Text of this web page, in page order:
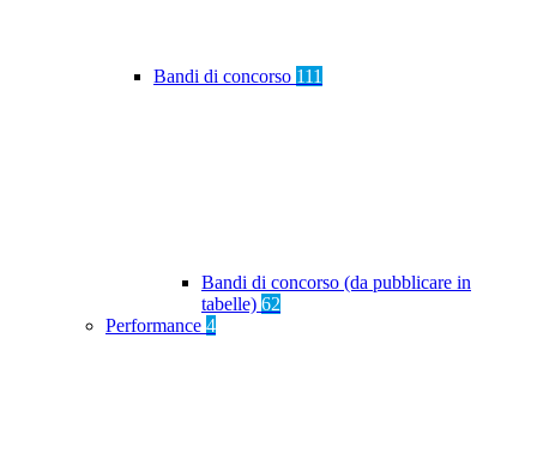
Bandi di concorso 111
Bandi di concorso (da pubblicare in
tabelle) 62
Performance 4